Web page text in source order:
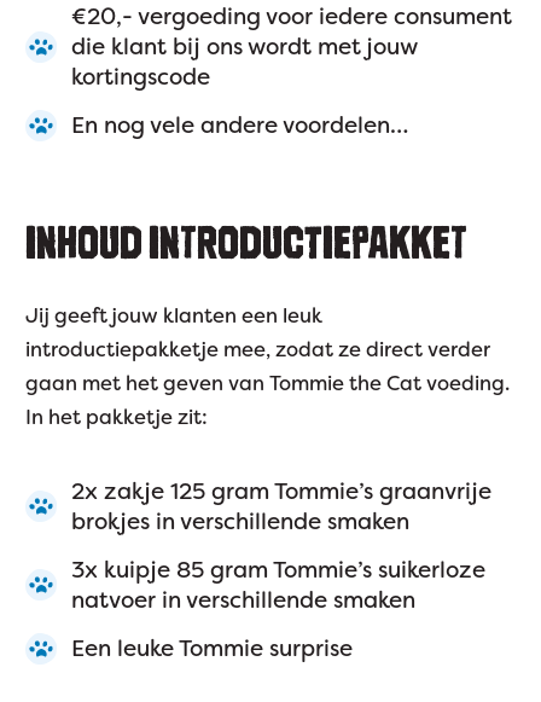
€20,- vergoeding voor iedere consument
die klant bij ons wordt met jouw
kortingscode
En nog vele andere voordelen…
INHOUD INTRODUCTIEPAKKET
Jij geeft jouw klanten een leuk
introductiepakketje mee, zodat ze direct verder
gaan met het geven van Tommie the Cat voeding.
In het pakketje zit:
2x zakje 125 gram Tommie’s graanvrije
brokjes in verschillende smaken
3x kuipje 85 gram Tommie’s suikerloze
natvoer in verschillende smaken
Een leuke Tommie surprise